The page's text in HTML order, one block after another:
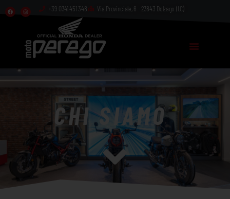
+39 0341 451 348 Via Provinciale, 6 - 23843 Dolzago (LC)​
CHI SIAMO